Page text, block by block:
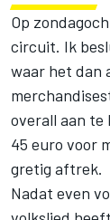
Op
circuit. Ik
waar het dan
overall aan te
45 euro voor
gretig aftrek.
Nadat even